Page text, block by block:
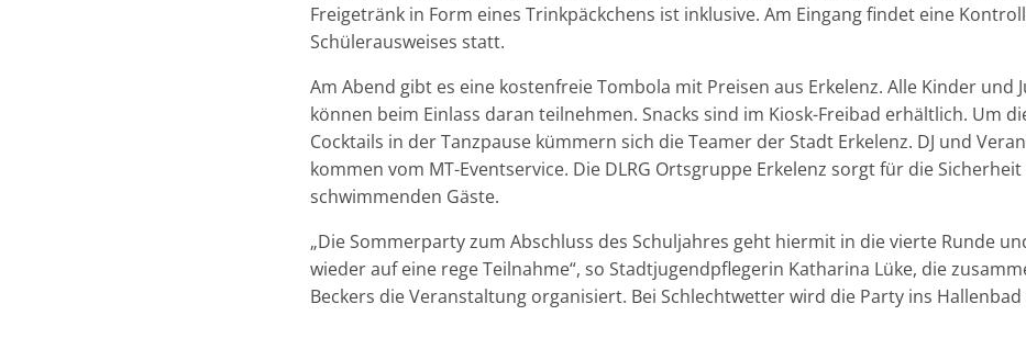
Freigetränk in Form eines Trinkpäckchens ist inklusive. Am Eingang findet eine
Schülerausweises statt.
Am Abend gibt es eine kostenfreie Tombola mit Preisen aus Erkelenz. Alle Kinder und
können beim Einlass daran teilnehmen. Snacks sind im Kiosk-Freibad erhältlich. Um
Cocktails in der Tanzpause kümmern sich die Teamer der Stadt Erkelenz. DJ und
kommen vom MT-Eventservice. Die DLRG Ortsgruppe Erkelenz sorgt für die
schwimmenden Gäste.
„Die Sommerparty zum Abschluss des Schuljahres geht hiermit in die vierte Runde
wieder auf eine rege Teilnahme“, so Stadtjugendpflegerin Katharina Lüke, die
Beckers die Veranstaltung organisiert. Bei Schlechtwetter wird die Party ins Hallenbad